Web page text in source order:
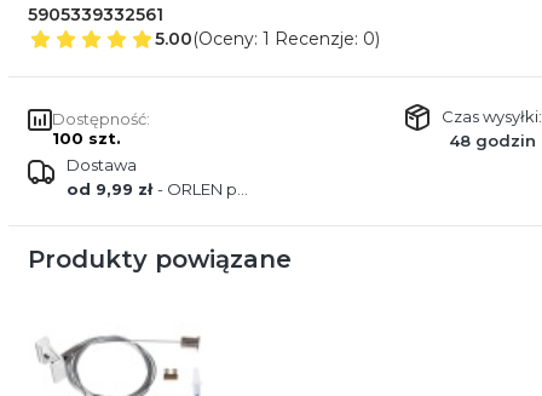
5905339332561
5.00(Oceny: 1 Recenzje: 0)
Dostępność:
100 szt.
Czas wysyłki:
48 godzin
Dostawa
od 9,99 zł- ORLEN paczka
Produkty powiązane